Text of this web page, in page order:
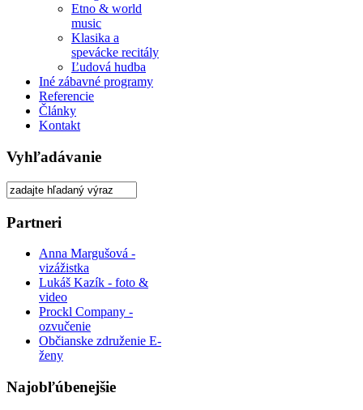
Etno & world
music
Klasika a
spevácke recitály
Ľudová hudba
Iné zábavné programy
Referencie
Články
Kontakt
Vyhľadávanie
Partneri
Anna Margušová -
vizážistka
Lukáš Kazík - foto &
video
Prockl Company -
ozvučenie
Občianske združenie E-
ženy
Najobľúbenejšie